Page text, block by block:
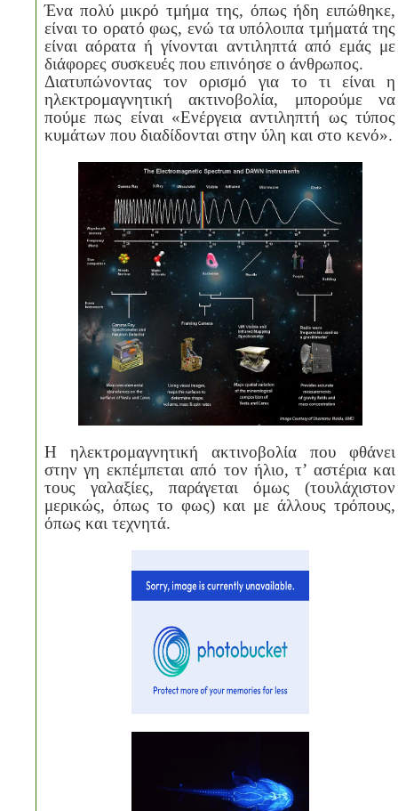
Ένα πολύ μικρό τμήμα της, όπως ήδη ειπώθηκε,
είναι το ορατό φως, ενώ τα υπόλοιπα τμήματά της
είναι αόρατα ή γίνονται αντιληπτά από εμάς με
διάφορες συσκευές που επινόησε ο άνθρωπος.
Διατυπώνοντας τον ορισμό για το τι είναι η
ηλεκτρομαγνητική ακτινοβολία, μπορούμε να
πούμε πως είναι «Ενέργεια αντιληπτή ως τύπος
κυμάτων που διαδίδονται στην ύλη και στο κενό».
Η ηλεκτρομαγνητική ακτινοβολία που φθάνει
στην γη εκπέμπεται από τον ήλιο, τ’ αστέρια και
τους γαλαξίες, παράγεται όμως (τουλάχιστον
μερικώς, όπως το φως) και με άλλους τρόπους,
όπως και τεχνητά.